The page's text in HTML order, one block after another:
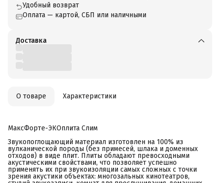
Удобный возврат
Оплата — картой, СБП или наличными
Доставка
О товаре Характеристики
МаксФорте-ЭКОплита Слим
Звукопоглощающий материал изготовлен на 100% из
вулканической породы (без примесей, шлака и доменных
отходов) в виде плит. Плиты обладают превосходными
акустическими свойствами, что позволяет успешно
применять их при звукоизоляции самых сложных с точки
зрения акустики объектах: многозальных кинотеатров,